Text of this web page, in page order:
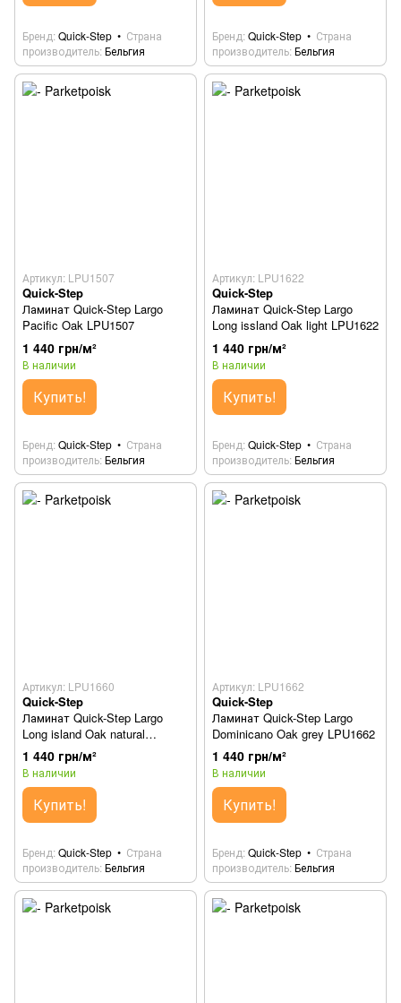
Бренд Quick-Step
Страна
производитель Бельгия
Бренд Quick-Step
Страна
производитель Бельгия
Артикул: LPU1507
Quick-Step
Ламинат Quick-Step Largo
Pacific Oak LPU1507
1 440 грн/м²
В наличии
Купить!
Бренд Quick-Step
Страна
производитель Бельгия
Артикул: LPU1622
Quick-Step
Ламинат Quick-Step Largo
Long issland Oak light LPU1622
1 440 грн/м²
В наличии
Купить!
Бренд Quick-Step
Страна
производитель Бельгия
Артикул: LPU1660
Quick-Step
Ламинат Quick-Step Largo
Long island Oak natural
LPU1660
1 440 грн/м²
В наличии
Купить!
Бренд Quick-Step
Страна
производитель Бельгия
Артикул: LPU1662
Quick-Step
Ламинат Quick-Step Largo
Dominicano Oak grey LPU1662
1 440 грн/м²
В наличии
Купить!
Бренд Quick-Step
Страна
производитель Бельгия